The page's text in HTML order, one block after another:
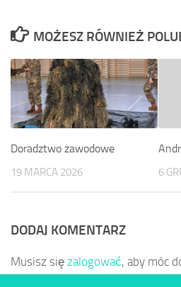
MOŻESZ RÓWNIEŻ
Doradztwo zawodowe
19 MARCA 2026 6
DODAJ KOMENTARZ
Musisz się zalogować, aby móc